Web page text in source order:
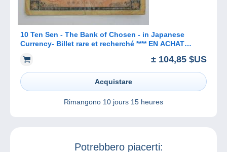
10 Ten Sen - The Bank of Chosen - in Japanese
Currency- Billet rare et recherché **** EN ACHAT
± 104,85 $US
Acquistare
Rimangono 10 jours 15 heures
Potrebbero piacerti: